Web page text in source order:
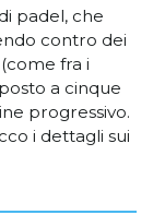
padel, che
contro dei
fra i
a cinque
progressivo.
i dettagli sui